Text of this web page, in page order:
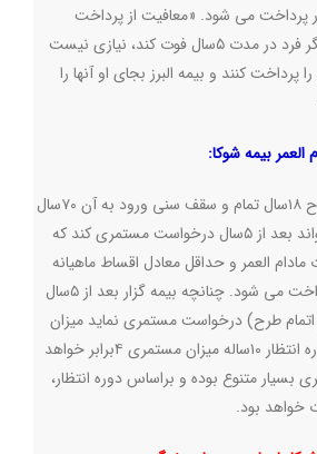
پرداخت می شود. «معافیت از پرداخت
اقساط(حق بیمه)»؛اگر فرد در مدت ۵سال فوت کند، نیازی نیست
پرداخت کنند و بیمه البرز بجای او آنها را
بیمه شوکا:
سن ورود به این طرح ۱۸سال تمام و سقف سنی ورود به آن ۷۰سال
می باشد. فرد می تواند بعد از ۵سال درخواست مستمری کند که
العمر و حداقل معادل اقساط ماهیانه
تسهیلات به وی پرداخت می شود. چنانچه بیمه گزار بعد از ۵سال
بعد از اتمام طرح) درخواست مستمری نماید میزان
آن ۲برابرو بعد از دوره انتظار ۱۰ساله میزان مستمری ۴برابر خواهد
متنوع بوده و براساس دوره انتظار،
خواهد بود.